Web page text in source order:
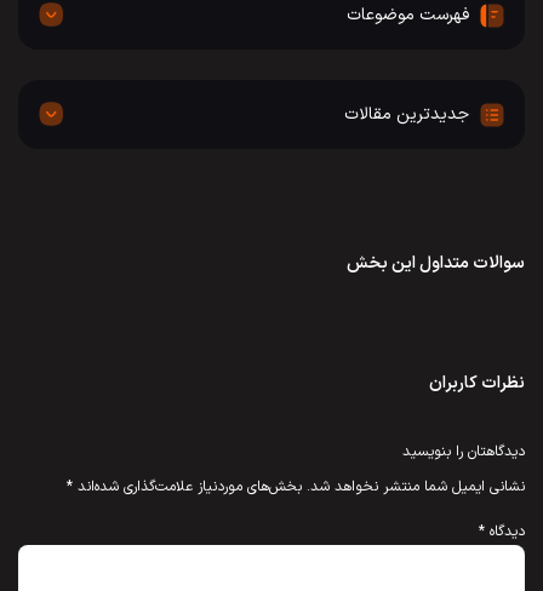
فهرست موضوعات
جدیدترین مقالات
سوالات متداول این بخش
نظرات کاربران
دیدگاهتان را بنویسید
نشانی ایمیل شما منتشر نخواهد شد. بخش‌های موردنیاز علامت‌گذاری شده‌اند *
دیدگاه *